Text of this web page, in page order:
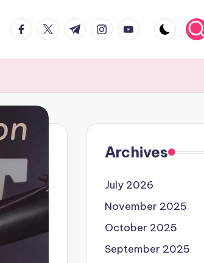
facebook.com
twitter.com
t.me instagram.com
youtube.com
Archives
July 2026
November 2025
October 2025
September 2025